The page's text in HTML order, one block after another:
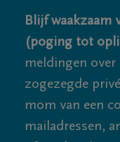
Blijf waakzaam
(poging tot
meldingen over
zogezegde
mom van een
mailadressen,